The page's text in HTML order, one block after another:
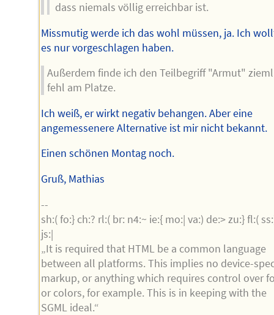
dass niemals völlig erreichbar ist.
Missmutig werde ich das wohl müssen, ja. Ich
es nur vorgeschlagen haben.
Außerdem finde ich den Teilbegriff "Armut"
fehl am Platze.
Ich weiß, er wirkt negativ behangen. Aber eine
angemessenere Alternative ist mir nicht bekannt.
Einen schönen Montag noch.
Gruß, Mathias
--
sh:( fo:} ch:? rl:( br: n4:~ ie:{ mo:| va:) de:> zu:} fl:(
js:|
„It is required that HTML be a common language
between all platforms. This implies no device-
markup, or anything which requires control over
or colors, for example. This is in keeping with the
SGML ideal.“